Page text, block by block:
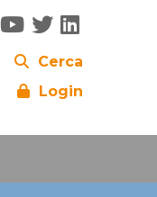
Cerca
Login